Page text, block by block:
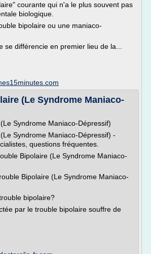
courante qui n'a le plus souvent pas
biologique.
bipolaire ou une maniaco-
se différencie en premier lieu de la...
(Le Syndrome Maniaco-
Syndrome Maniaco-Dépressif)
Syndrome Maniaco-Dépressif) -
questions fréquentes.
Bipolaire (Le Syndrome Maniaco-
Bipolaire (Le Syndrome Maniaco-
bipolaire?
par le trouble bipolaire souffre de